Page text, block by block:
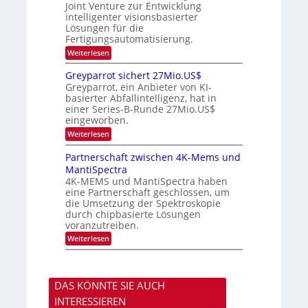
s
H
a
l
b
j
a
h
t
i
n
d
e
r
A
C
H
-
I
n
d
u
s
t
r
i
e
z
u
K
u
r
s
v
o
n
P
h
o
t
o
n
i
c
s
H
u
b
Joint Venture zur Entwicklung
intelligenter visionsbasierter
Lösungen für die
Fertigungsautomatisierung.
Weiterlesen:
M
t
s
u
b
i
s
h
i
E
l
e
c
t
r
i
c
u
n
d
n
y
s
Greyparrot sichert 27Mio.US$
Greyparrot, ein Anbieter von KI-
basierter Abfallintelligenz, hat in
einer Series-B-Runde 27Mio.US$
eingeworben.
Weiterlesen:
G
r
e
y
p
a
r
r
o
t
s
i
e
t
Partnerschaft zwischen 4K-Mems und
MantiSpectra
4K-MEMS und MantiSpectra haben
eine Partnerschaft geschlossen, um
die Umsetzung der Spektroskopie
durch chipbasierte Lösungen
voranzutreiben.
Weiterlesen:
P
t
n
e
r
DAS KÖNNTE SIE AUCH
INTERESSIEREN